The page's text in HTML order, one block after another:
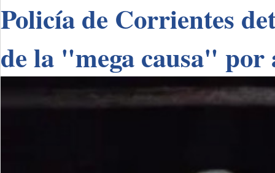
Policía de Corrientes
de la "mega causa" por